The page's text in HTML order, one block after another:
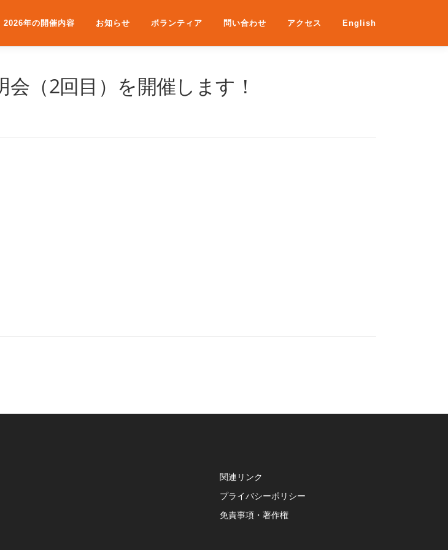
2026年の開催内容 お知らせ ボランティア 問い合わせ アクセス English
（2回目）を開催します！
関連リンク
プライバシーポリシー
免責事項・著作権